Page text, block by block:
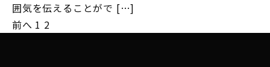
囲気を伝えることがで […]
投
前へ 1 2